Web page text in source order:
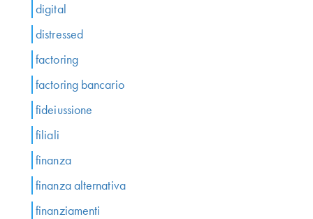
digital
distressed
factoring
factoring bancario
fideiussione
filiali
finanza
finanza alternativa
finanziamenti